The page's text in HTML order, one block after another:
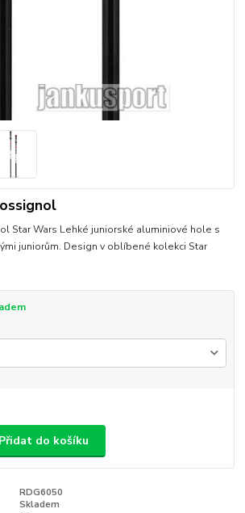
Star Wars Lehké juniorské aluminiové hole s
juniorům. Design v oblíbené kolekci Star
Přidat do košíku
RDG6050
Skladem